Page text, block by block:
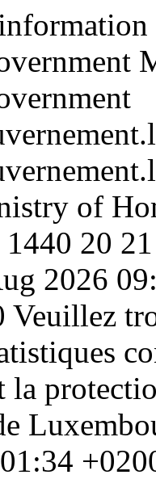
of
1440 20 21
2026
Veuillez
la